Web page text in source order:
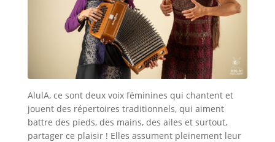
AlulA, ce sont deux voix féminines qui chantent et
jouent des répertoires traditionnels, qui aiment
battre des pieds, des mains, des ailes et surtout,
partager ce plaisir ! Elles assument pleinement leur